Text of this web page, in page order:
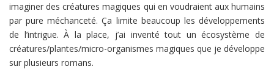
imaginer des créatures magiques qui en voudraient aux humains
par pure méchanceté. Ça limite beaucoup les développements
de l’intrigue. À la place, j’ai inventé tout un écosystème de
créatures/plantes/micro-organismes magiques que je développe
sur plusieurs romans.